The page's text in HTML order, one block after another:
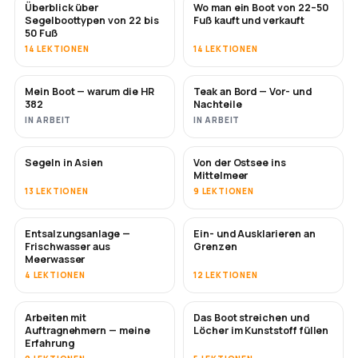
BALD
Überblick über
Segelboottypen von 22 bis
50 Fuß
14 LEKTIONEN
BALD
Wo man ein Boot von 22–50
Fuß kauft und verkauft
14 LEKTIONEN
BALD
Mein Boot — warum die HR
382
IN ARBEIT
BALD
Teak an Bord — Vor- und
Nachteile
IN ARBEIT
BALD
Segeln in Asien
13 LEKTIONEN
BALD
Von der Ostsee ins
Mittelmeer
9 LEKTIONEN
BALD
Entsalzungsanlage —
Frischwasser aus
Meerwasser
4 LEKTIONEN
Ein- und Ausklarieren an
Grenzen
12 LEKTIONEN
BALD
Arbeiten mit
Auftragnehmern — meine
Erfahrung
BALD
Das Boot streichen und
Löcher im Kunststoff füllen